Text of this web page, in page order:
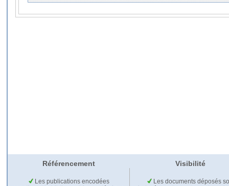
Référencement Visibilité
Les publications encodées
Les documents déposés